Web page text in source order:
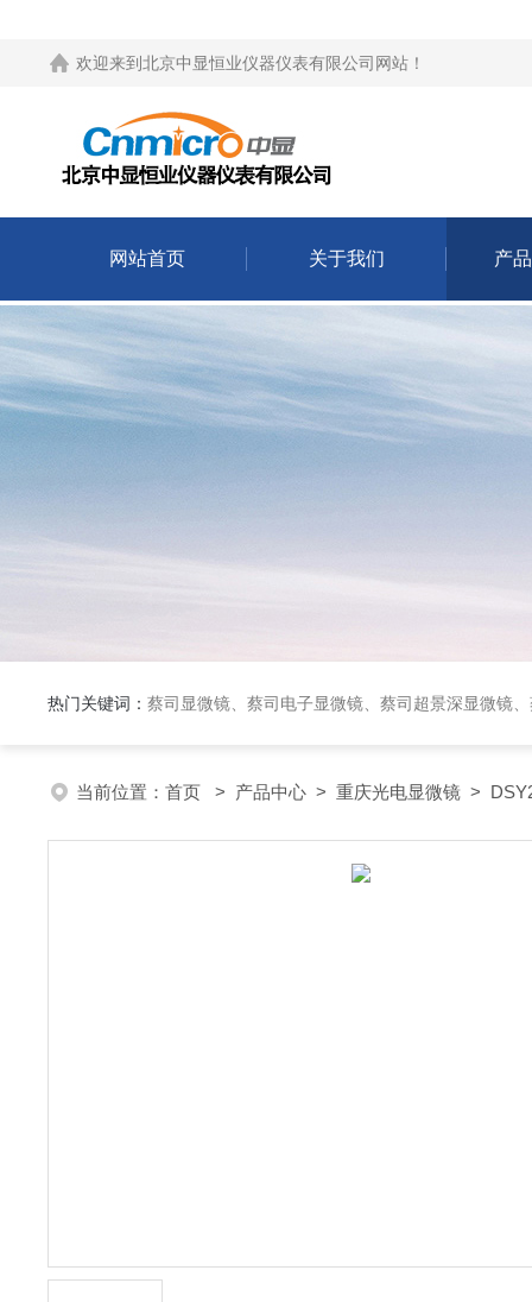
欢迎来到 北京中显恒业仪器仪表有限公司网站 ！
网站首页 关于我们 产
热门关键词： 蔡司显微镜、蔡司电子显微镜、蔡司超景深显微镜
当前位置： 首页 > 产品中心 > 重庆光电显微镜 >